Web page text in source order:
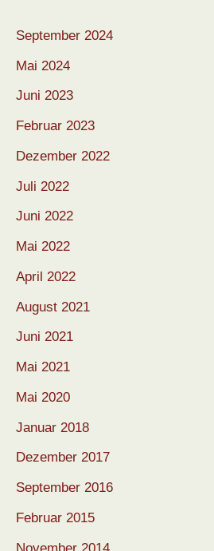
September 2024
Mai 2024
Juni 2023
Februar 2023
Dezember 2022
Juli 2022
Juni 2022
Mai 2022
April 2022
August 2021
Juni 2021
Mai 2021
Mai 2020
Januar 2018
Dezember 2017
September 2016
Februar 2015
November 2014